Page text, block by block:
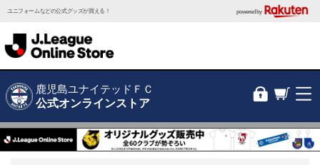
ユニフォームなどの公式グッズが買える！ powered by
鹿児島ユナイテッドＦＣ
公式オンラインストア